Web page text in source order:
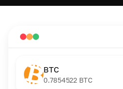
BTC
0.7854522 BTC